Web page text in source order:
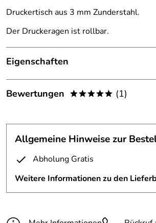
Druckertisch aus 3 mm Zunderstahl.
Der Druckeragen ist rollbar.
Eigenschaften
Druckertisch
Ausführung:
rollbar
Material:
verzunderter Stahl
Oberfläche:
klar lackiert
Materialstärke:
3 mm
Bewertungen ***** (1)
1
Conny
Verifizierte
Allgemeine Hinweise zur
Abholung Gratis
Weitere Informationen zu den